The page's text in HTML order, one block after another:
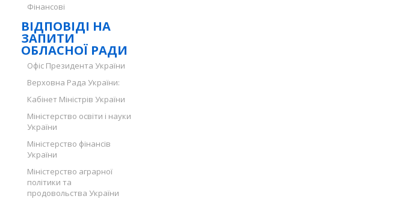
Фінансові
ВІДПОВІДІ НА
ЗАПИТИ
ОБЛАСНОЇ РАДИ
Офіс Президента України
Верховна Рада України:
Кабінет Міністрів України
Міністерство освіти і науки
України
Міністерство фінансів
України
Міністерство аграрної
політики та
продовольства України